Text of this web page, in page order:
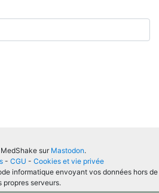
sur Mastodon.
- CGU - Cookies et vie privée
informatique envoyant vos données hors de
propres serveurs.